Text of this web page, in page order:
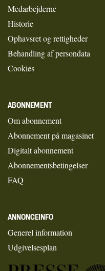
Medarbejderne
Historie
Ophavsret og rettigheder
Behandling af persondata
Cookies
ABONNEMENT
Om abonnement
Abonnement på magasinet
Digitalt abonnement
Abonnementsbetingelser
FAQ
ANNONCEINFO
Generel information
Udgivelsesplan